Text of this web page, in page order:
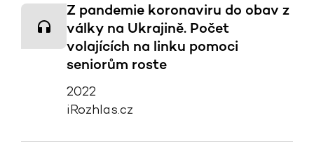
Z pandemie koronaviru do obav z
války na Ukrajině. Počet
volajících na linku pomoci
seniorům roste
2022
iRozhlas.cz